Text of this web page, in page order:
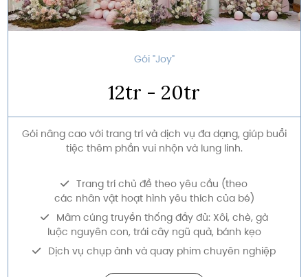
Gói "Joy"
12tr - 20tr
Gói nâng cao với trang trí và dịch vụ đa dạng, giúp buổi
tiệc thêm phần vui nhộn và lung linh.
Trang trí chủ đề theo yêu cầu (theo
các nhân vật hoạt hình yêu thích của bé)
Mâm cúng truyền thống đầy đủ: Xôi, chè, gà
luộc nguyên con, trái cây ngũ quả, bánh kẹo
Dịch vụ chụp ảnh và quay phim chuyên nghiệp